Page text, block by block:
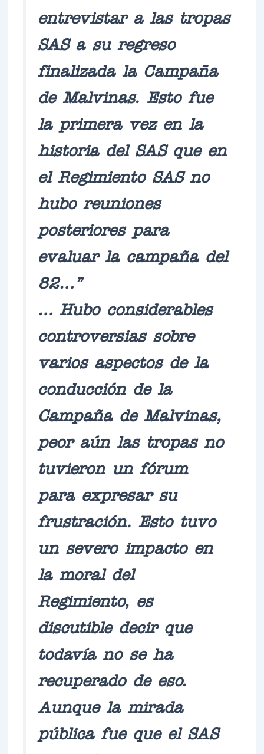
entrevistar a las tropas
SAS a su regreso
finalizada la Campaña
de Malvinas. Esto fue
la primera vez en la
historia del SAS que en
el Regimiento SAS no
hubo reuniones
posteriores para
evaluar la campaña del
82…”
… Hubo considerables
controversias sobre
varios aspectos de la
conducción de la
Campaña de Malvinas,
peor aún las tropas no
tuvieron un fórum
para expresar su
frustración. Esto tuvo
un severo impacto en
la moral del
Regimiento, es
discutible decir que
todavía no se ha
recuperado de eso.
Aunque la mirada
pública fue que el SAS